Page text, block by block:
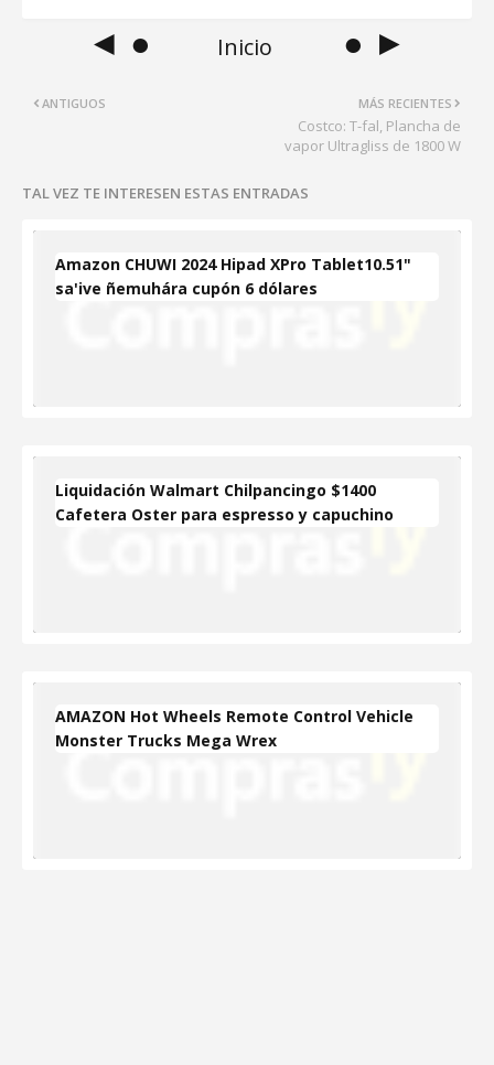
◄ ● Inicio ● ►
MÁS RECIENTES
Costco: T-fal, Plancha de
vapor Ultragliss de 1800 W
ANTIGUOS
TAL VEZ TE INTERESEN ESTAS ENTRADAS
Amazon CHUWI 2024 Hipad XPro Tablet10.51"
sa'ive ñemuhára cupón 6 dólares
Liquidación Walmart Chilpancingo $1400
Cafetera Oster para espresso y capuchino
AMAZON Hot Wheels Remote Control Vehicle
Monster Trucks Mega Wrex